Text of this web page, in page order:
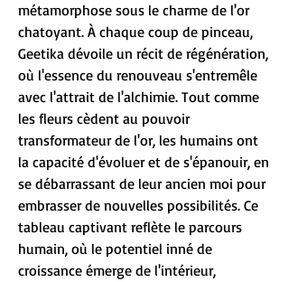
métamorphose sous le charme de l'or
chatoyant. À chaque coup de pinceau,
Geetika dévoile un récit de régénération,
où l'essence du renouveau s'entremêle
avec l'attrait de l'alchimie. Tout comme
les fleurs cèdent au pouvoir
transformateur de l'or, les humains ont
la capacité d'évoluer et de s'épanouir, en
se débarrassant de leur ancien moi pour
embrasser de nouvelles possibilités. Ce
tableau captivant reflète le parcours
humain, où le potentiel inné de
croissance émerge de l'intérieur,